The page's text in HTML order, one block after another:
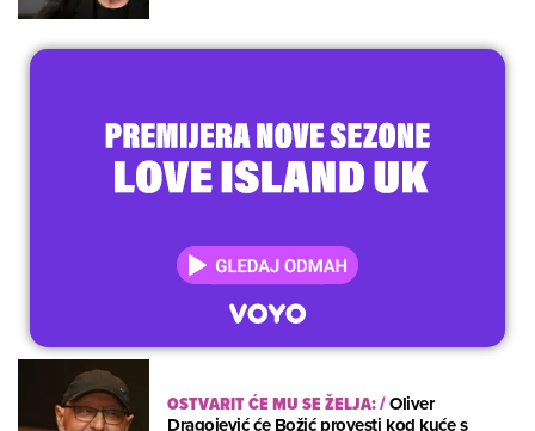
OSTVARIT ĆE MU SE ŽELJA:/Oliver
Dragojević će Božić provesti kod kuće s